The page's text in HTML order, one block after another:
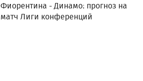
Фиорентина - Динамо: прогноз на
матч Лиги конференций